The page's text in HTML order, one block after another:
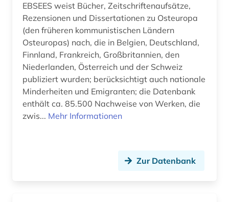
EBSEES weist Bücher, Zeitschriftenaufsätze,
Rezensionen und Dissertationen zu Osteuropa
(den früheren kommunistischen Ländern
Osteuropas) nach, die in Belgien, Deutschland,
Finnland, Frankreich, Großbritannien, den
Niederlanden, Österreich und der Schweiz
publiziert wurden; berücksichtigt auch nationale
Minderheiten und Emigranten; die Datenbank
enthält ca. 85.500 Nachweise von Werken, die
zwis... Mehr Informationen
Zur Datenbank